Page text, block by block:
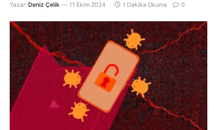
Yazar: Deniz Çelik 11 Ekim 2024 1 Dakika Okuma 0